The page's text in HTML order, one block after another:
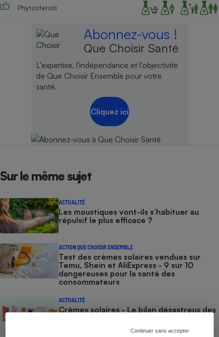
Continuer sans accepter
Phytosterols
Abonnez-vous !
Que Choisir Santé
L'expertise, l'indépendance et l'objectivité
de Que Choisir Ensemble pour votre
santé.
Cliquez ici
Sur le même sujet
ACTUALITÉ
Les moustiques vont-ils s’habituer au
répulsif le plus efficace ?
ACTION QUE CHOISIR ENSEMBLE
Test des crèmes solaires vendues sur
Temu, Shein et AliExpress - 9 sur 10
dangereuses pour la santé des
consommateurs
ACTUALITÉ
Crèmes solaires - Le bilan désastreux des